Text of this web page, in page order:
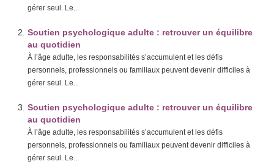
gérer seul. Le...
Soutien psychologique adulte : retrouver un équilibre
au quotidien
À l’âge adulte, les responsabilités s’accumulent et les défis
personnels, professionnels ou familiaux peuvent devenir difficiles à
gérer seul. Le...
Soutien psychologique adulte : retrouver un équilibre
au quotidien
À l’âge adulte, les responsabilités s’accumulent et les défis
personnels, professionnels ou familiaux peuvent devenir difficiles à
gérer seul. Le...